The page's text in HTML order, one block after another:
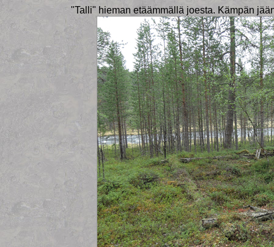
"Talli" hieman etäämmällä joesta. Kämpän